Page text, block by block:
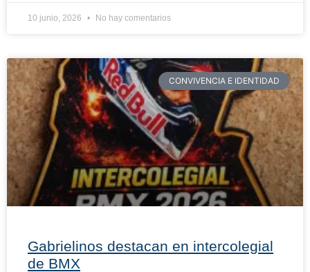
10 junio, 2026 No hay comentarios
CONVIVENCIA E IDENTIDAD
Gabrielinos destacan en intercolegial
de BMX